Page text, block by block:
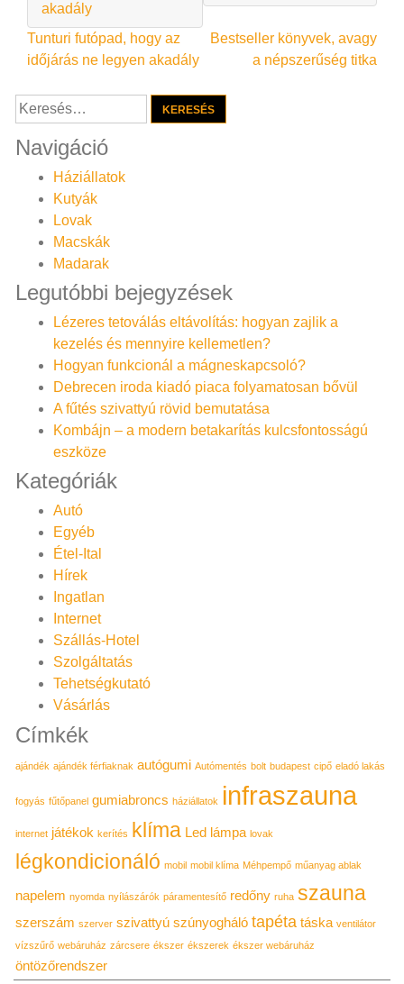
akadály
Bejegyzés
navigáció
Tunturi futópad, hogy az
időjárás ne legyen akadály
Bestseller könyvek, avagy
a népszerűség titka
Keresés:
Navigáció
Háziállatok
Kutyák
Lovak
Macskák
Madarak
Legutóbbi bejegyzések
Lézeres tetoválás eltávolítás: hogyan zajlik a
kezelés és mennyire kellemetlen?
Hogyan funkcionál a mágneskapcsoló?
Debrecen iroda kiadó piaca folyamatosan bővül
A fűtés szivattyú rövid bemutatása
Kombájn – a modern betakarítás kulcsfontosságú
eszköze
Kategóriák
Autó
Egyéb
Étel-Ital
Hírek
Ingatlan
Internet
Szállás-Hotel
Szolgáltatás
Tehetségkutató
Vásárlás
Címkék
ajándék ajándék férfiaknak autógumi Autómentés bolt budapest cipő eladó lakás
fogyás fűtőpanel gumiabroncs háziállatok infraszauna
internet játékok kerítés klíma Led lámpa lovak
légkondicionáló mobil mobil klíma Méhpempő műanyag ablak
napelem nyomda nyílászárók páramentesítő redőny ruha szauna
szerszám szerver szivattyú szúnyogháló tapéta táska ventilátor
vízszűrő webáruház zárcsere ékszer ékszerek ékszer webáruház
öntözőrendszer